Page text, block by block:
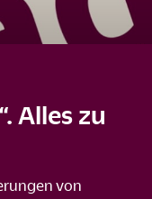
Alles zu
von